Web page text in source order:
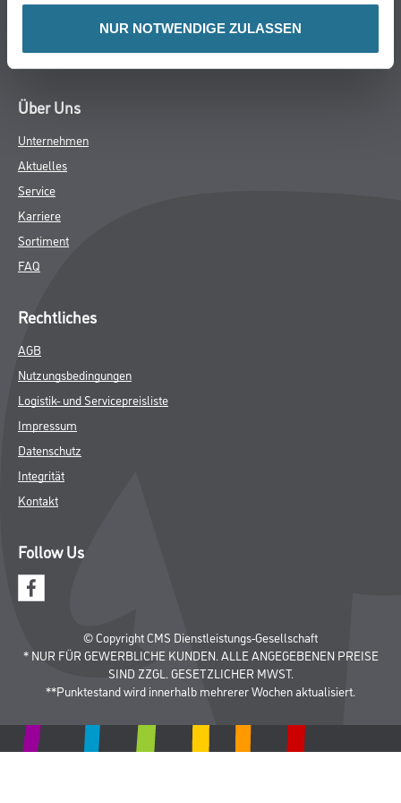
NUR NOTWENDIGE ZULASSEN
Verbrauchsmaterialien
Hersteller
Über Uns
Unternehmen
Aktuelles
Service
Karriere
Sortiment
FAQ
Rechtliches
AGB
Nutzungsbedingungen
Logistik- und Servicepreisliste
Impressum
Datenschutz
Integrität
Kontakt
Follow Us
© Copyright CMS Dienstleistungs-Gesellschaft
* NUR FÜR GEWERBLICHE KUNDEN. ALLE ANGEGEBENEN PREISE
SIND ZZGL. GESETZLICHER MWST.
**Punktestand wird innerhalb mehrerer Wochen aktualisiert.